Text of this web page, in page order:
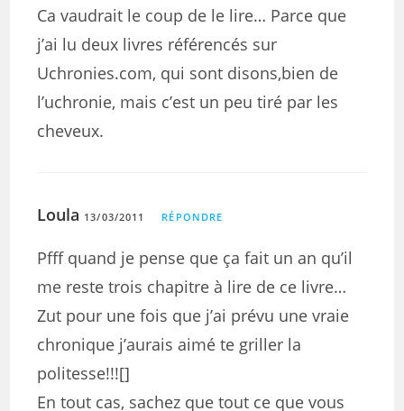
Ca vaudrait le coup de le lire… Parce que
j’ai lu deux livres référencés sur
Uchronies.com, qui sont disons,bien de
l’uchronie, mais c’est un peu tiré par les
cheveux.
Loula 13/03/2011 RÉPONDRE
Pfff quand je pense que ça fait un an qu’il
me reste trois chapitre à lire de ce livre…
Zut pour une fois que j’ai prévu une vraie
chronique j’aurais aimé te griller la
politesse!!![]
En tout cas, sachez que tout ce que vous